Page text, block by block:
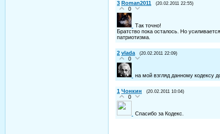
3 Roman2011 (20.02.2011 22:55)
0
Так точно!
Братство пока осталось. Но
патриотизма.
2 vlada (20.02.2011 22:09)
0
на мой взгляд данному кодексу
1 Чонкин (20.02.2011 10:04)
0
Спасибо за Кодекс.